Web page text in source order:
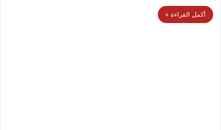
أكمل القراءة »